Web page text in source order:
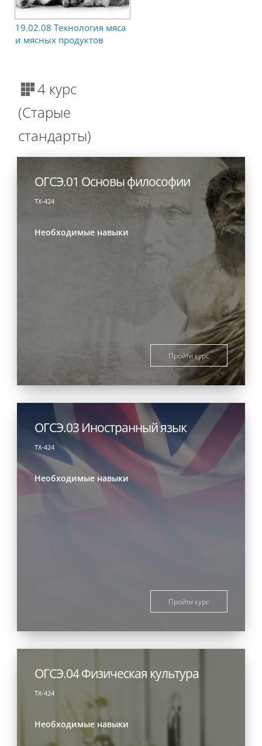
19.02.08 Технология мяса
и мясных продуктов
4 курс
(Старые
стандарты)
ОГСЭ.01 Основы философии
ТХ-424
Необходимые навыки
Пройти курс
ОГСЭ.03 Иностранный язык
ТХ-424
Необходимые навыки
Пройти курс
ОГСЭ.04 Физическая культура
ТХ-424
Необходимые навыки